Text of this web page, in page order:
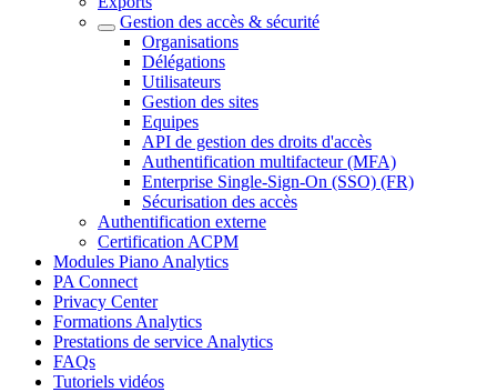
Gestion des accès & sécurité
Organisations
Délégations
Utilisateurs
Gestion des sites
Equipes
API de gestion des droits d'accès
Authentification multifacteur (MFA)
Enterprise Single-Sign-On (SSO) (FR)
Sécurisation des accès
Authentification externe
Certification ACPM
Modules Piano Analytics
PA Connect
Privacy Center
Formations Analytics
Prestations de service Analytics
FAQs
Tutoriels vidéos